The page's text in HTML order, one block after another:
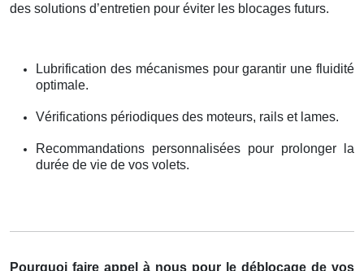
des solutions d’entretien pour éviter les blocages futurs.
Lubrification des mécanismes pour garantir une fluidité
optimale.
Vérifications périodiques des moteurs, rails et lames.
Recommandations personnalisées pour prolonger la
durée de vie de vos volets.
Pourquoi faire appel à nous pour le déblocage de vos